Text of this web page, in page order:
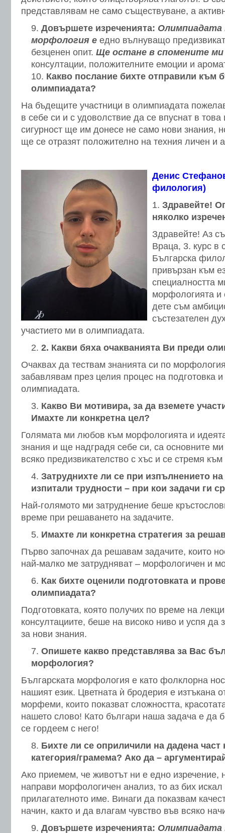
представлявам не само съществуване, а
Довършете изреченията: Олимпиадата
морфология е едно вълнуващо
безценен опит. Ще остане в спомените ми
консултации, положителните емоции и
Какво послание бихте отправили към
олимпиадата?
На бъдещите участници в олимпиадата
в себе си и с удоволствие да се впуснат в това
сигурност ще им донесе не само нови знания,
ще се отразят положително на техния личен и
Денис
филология)
Здравейте!
няколко
Здравейте! Аз
Враца, 3. курс в
Българска
привързан към
специалността
морфологията и
дете съм
състезателен
участието ми в олимпиадата.
2. Какви бяха очакванията Ви преди
Очаквах да тествам знанията си по
забавлявам през целия процес на подготовка
олимпиадата.
Какво Ви мотивира, за да вземете
Имахте ли конкретна цел?
Голямата ми любов към морфологията и
знания и ще надградя себе си, са основните
всяко предизвикателство с хъс и се стремя
Затруднихте ли се при изпълнението на
изпитали трудности – при кои задачи ги
Най-голямото ми затруднение беше
време при решаването на задачите.
Имахте ли конкретна стратегия за
Първо започнах да решавам задачите, които
най-малко ме затрудняват – морфологичен и
Как бихте оценили подготовката и
олимпиадата?
Подготовката, която получих по време на
консултациите, беше на високо ниво и успя да
за нови знания.
Опишете какво представлява за Вас
морфология?
Българската морфология е като фолклорна
нашият език. Цветната ѝ бродерия е изтъкана
морфеми, които показват сложността,
нашето слово! Като българи наша задача е да
се гордеем с него!
Бихте ли се оприличили на дадена част
категория/грамема? Ако да –
Ако приемем, че животът ни е едно изречение,
направи морфологичен анализ, то аз бих
прилагателното име. Винаги да показвам
начин, както и да влагам чувство във всяко
Довършете изреченията: Олимпиадата